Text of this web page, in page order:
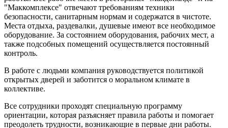
"Маккомплексе" отвечают требованиям техники
безопасности, санитарным нормам и содержатся в чистоте.
Места отдыха, раздевалки, душевые имеют все необходимое
оборудование. За состоянием оборудования, рабочих мест, а
также подсобных помещений осуществляется постоянный
контроль.
В работе с людьми компания руководствуется политикой
открытых дверей и заботится о моральном климате в
коллективе.
Все сотрудники проходят специальную программу
ориентации, которая разъясняет правила работы и помогает
преодолеть трудности, возникающие в первые дни работы.